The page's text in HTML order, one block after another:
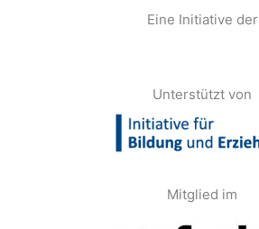
Eine Initiative der
Unterstützt von
Mitglied im